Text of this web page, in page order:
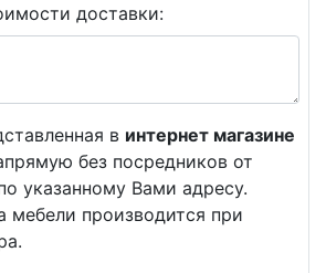
доставки:
в интернет магазине
без посредников от
указанному Вами адресу.
мебели производится при